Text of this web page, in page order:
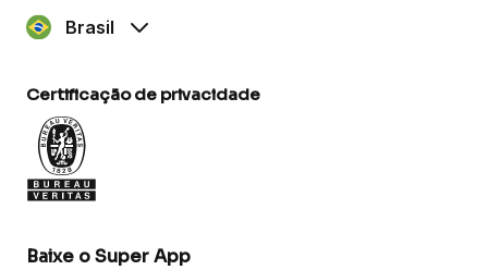
Brasil
Certificação de privacidade
Baixe o Super App